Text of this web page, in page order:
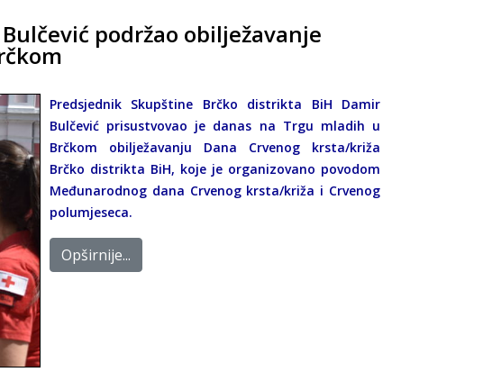
podržao obilježavanje
Predsjednik Skupštine Brčko distrikta BiH Damir
Bulčević prisustvovao je danas na Trgu mladih u
Brčkom obilježavanju Dana Crvenog krsta/križa
Brčko distrikta BiH, koje je organizovano povodom
Međunarodnog dana Crvenog krsta/križa i Crvenog
polumjeseca.
Opširnije...